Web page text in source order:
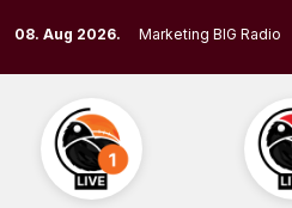
to
content
08. Aug 2026. Marketing BIG Radio